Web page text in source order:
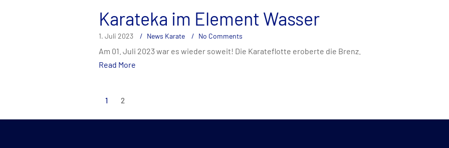
Karateka im Element Wasser
1. Juli 2023 News Karate No Comments
Am 01. Juli 2023 war es wieder soweit! Die Karateflotte eroberte die Brenz.
Read More
Seitennummerierung
der
1 2